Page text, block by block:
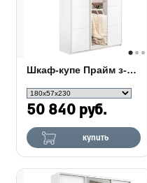
Шкаф-купе Прайм з-х дверный (ЛДСП, зеркало)
50 840 руб.
купить